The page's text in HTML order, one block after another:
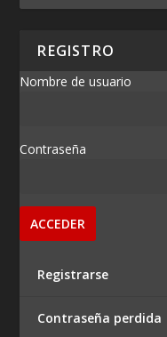
REGISTRO
Nombre de usuario
Contraseña
Registrarse
Contraseña perdida